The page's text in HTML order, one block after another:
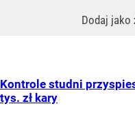
Dodaj jako
Kontrole studni
tys. zł kary